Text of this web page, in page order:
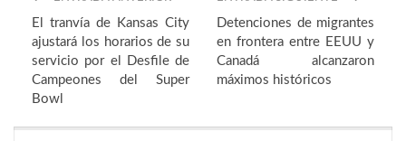
El tranvía de Kansas City
ajustará los horarios de su
servicio por el Desfile de
Campeones del Super
Bowl
Detenciones de migrantes
en frontera entre EEUU y
Canadá alcanzaron
máximos históricos